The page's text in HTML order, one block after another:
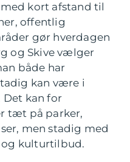
kort afstand til
offentlig
gør hverdagen
og Skive vælger
både har
kan være i
kan for
tæt på parker,
men stadig med
kulturtilbud.